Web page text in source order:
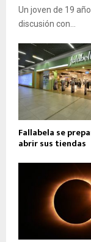
Un joven de 19
discusión con...
Fallabela se
abrir sus tiendas